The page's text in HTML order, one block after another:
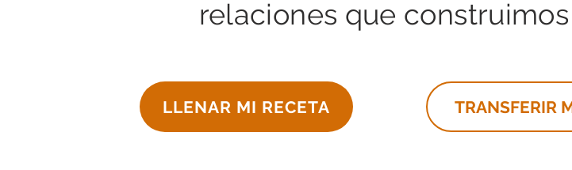
relaciones que
LLENAR MI RECETA TRANSFERIR